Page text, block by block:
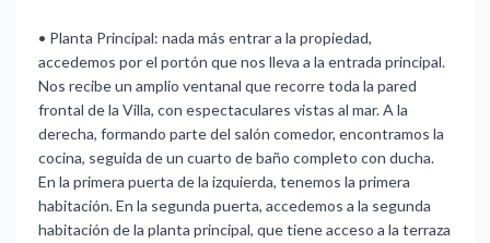
•⁠ ⁠Planta Principal: nada más entrar a la propiedad,
accedemos por el portón que nos lleva a la entrada principal.
Nos recibe un amplio ventanal que recorre toda la pared
frontal de la Villa, con espectaculares vistas al mar. A la
derecha, formando parte del salón comedor, encontramos la
cocina, seguida de un cuarto de baño completo con ducha.
En la primera puerta de la izquierda, tenemos la primera
habitación. En la segunda puerta, accedemos a la segunda
habitación de la planta principal, que tiene acceso a la terraza